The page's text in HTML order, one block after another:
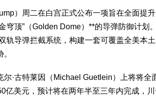
）周二在白宫正式公布一项旨在全面提
顶”（Golden Dome）**的导弹防御计划
轨导弹拦截系统，构建一套可覆盖全美本
尔·古特莱因（Michael Guetlein）上将将全
亿美元，预计将在两年半至三年内完成，